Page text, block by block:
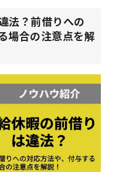
法？前借りへの
場合の注意点を解